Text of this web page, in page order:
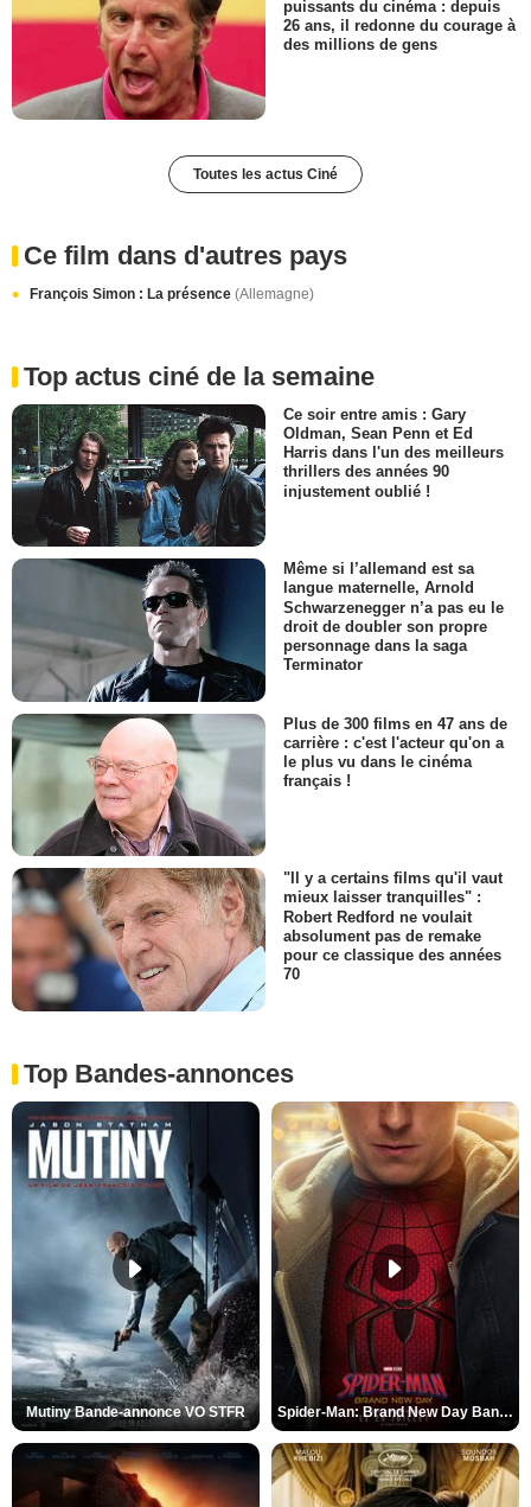
puissants du cinéma : depuis
26 ans, il redonne du courage à
des millions de gens
Toutes les actus Ciné
Ce film dans d'autres pays
François Simon : La présence (Allemagne)
Top actus ciné de la semaine
Ce soir entre amis : Gary
Oldman, Sean Penn et Ed
Harris dans l'un des meilleurs
thrillers des années 90
injustement oublié !
Même si l’allemand est sa
langue maternelle, Arnold
Schwarzenegger n’a pas eu le
droit de doubler son propre
personnage dans la saga
Terminator
Plus de 300 films en 47 ans de
carrière : c'est l'acteur qu'on a
le plus vu dans le cinéma
français !
"Il y a certains films qu'il vaut
mieux laisser tranquilles" :
Robert Redford ne voulait
absolument pas de remake
pour ce classique des années
70
Top Bandes-annonces
Mutiny Bande-annonce VO STFR Spider-Man: Brand New Day Bande-annonce VO STFR